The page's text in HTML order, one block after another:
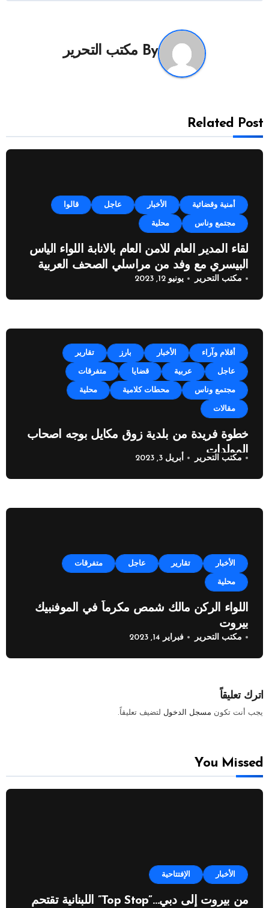
By مكتب التحرير
Related Post
أمنية وقضائية الأخبار عاجل قالوا
مجتمع وناس محلية
لقاء المدير العام للامن العام بالانابة اللواء الياس
البيسري مع وفد من مراسلي الصحف العربية
مكتب التحرير يونيو 12, 2023
أقلام وآراء الأخبار بارز تقارير
عاجل عربية قضايا متفرقات
مجتمع وناس محطات كلامية محلية
مقالات
خطوة فريدة من بلدية زوق مكايل بوجه اصحاب
المولدات
مكتب التحرير أبريل 3, 2023
الأخبار تقارير عاجل متفرقات
محلية
اللواء الركن مالك شمص مكرماً في الموفنبيك
بيروت
مكتب التحرير فبراير 14, 2023
اترك تعليقاً
يجب أنت تكون مسجل الدخول لتضيف تعليقاً.
You Missed
الأخبار الإفتتاحية
من بيروت إلى دبي…”Top Stop” اللبنانية تقتحم